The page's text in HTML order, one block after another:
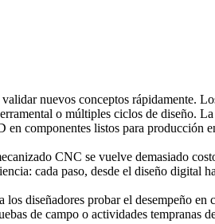
nuevos conceptos rápidamente.
o múltiples ciclos de diseño.
componentes listos para producción
CNC se vuelve demasiado
cada paso, desde el diseño digital
diseñadores probar el desempeño en
de campo o actividades tempranas